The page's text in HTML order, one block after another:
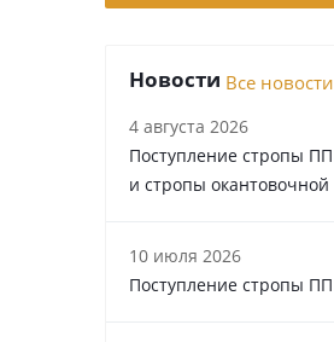
Новости Все новости
4 августа 2026
Поступление стропы ПП
и стропы окантовочной
10 июля 2026
Поступление стропы ПП